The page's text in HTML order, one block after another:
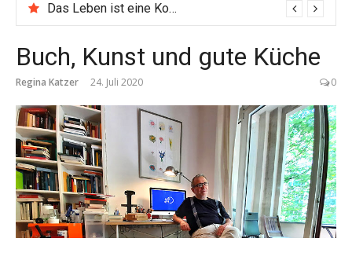
Das Leben ist eine Komposition
Buch, Kunst und gute Küche
Regina Katzer 24. Juli 2020 0